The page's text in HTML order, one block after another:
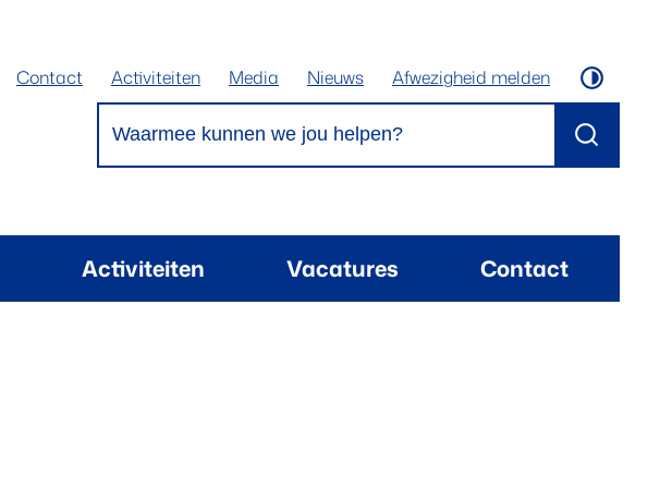
Contact Activiteiten Media Nieuws Afwezigheid melden Hoog
Zoeken
Activiteiten Vacatures Contact